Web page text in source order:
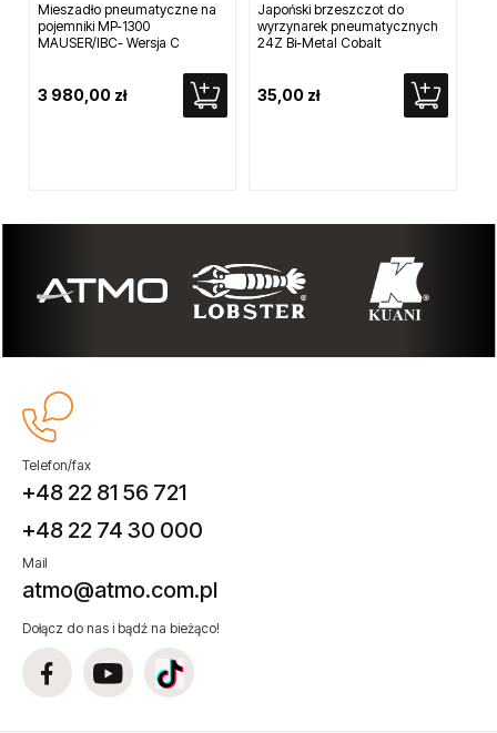
Mieszadło pneumatyczne na
pojemniki MP-1300
MAUSER/IBC- Wersja C
3 980,00 zł
Japoński brzeszczot do
wyrzynarek pneumatycznych
24Z Bi-Metal Cobalt
35,00 zł
Telefon/fax
+48 22 81 56 721
+48 22 74 30 000
Mail
atmo@atmo.com.pl
Dołącz do nas i bądź na bieżąco!